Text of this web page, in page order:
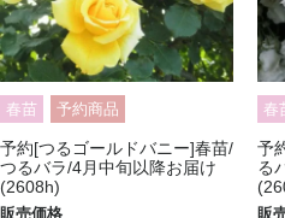
春苗 予約商品
予約[つるゴールドバニー]春苗/
つるバラ/4月中旬以降お届け
(2608h)
春
予
る